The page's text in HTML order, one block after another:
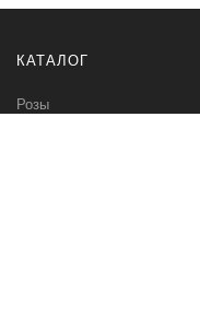
КАТАЛОГ
Розы